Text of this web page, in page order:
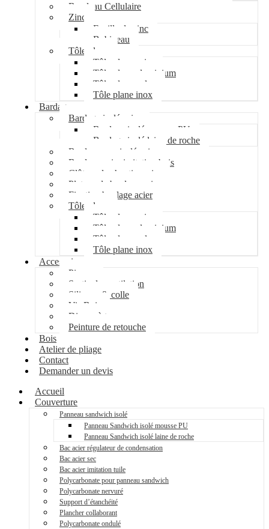
Bandeau Cellulaire
Zinc
Feuille de zinc
Bobineau
Tôle plane
Tôle plane acier
Tôle plane aluminium
Tôle plane galva
Tôle plane inox
Bardage
Bardage isolé acier
Bardage isolé mousse PU
Bardage isolé laine de roche
Bardage non isolé acier
Bardage acier imitation bois
Clôture de chantier acier
Plateau de bardage acier
Fixation bardage acier
Tôle plane
Tôle plane acier
Tôle plane aluminium
Tôle plane galva
Tôle plane inox
Accessoires
Pipeco
Sortie de ventilation
Silicone & colle
Vis Bois
Disque à tronçonner
Peinture de retouche
Bois
Atelier de pliage
Contact
Demander un devis
Accueil
Couverture
Panneau sandwich isolé
Panneau Sandwich isolé mousse PU
Panneau Sandwich isolé laine de roche
Bac acier régulateur de condensation
Bac acier sec
Bac acier imitation tuile
Polycarbonate pour panneau sandwich
Polycarbonate nervuré
Support d’étanchéité
Plancher collaborant
Polycarbonate ondulé